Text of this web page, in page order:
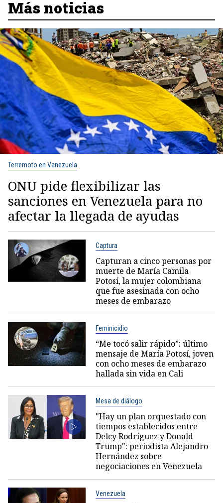
Más noticias
Terremoto en Venezuela
ONU pide flexibilizar las
sanciones en Venezuela para no
afectar la llegada de ayudas
Captura
Capturan a cinco personas por
muerte de María Camila
Potosí, la mujer colombiana
que fue asesinada con ocho
meses de embarazo
Feminicidio
“Me tocó salir rápido”: último
mensaje de María Potosí, joven
con ocho meses de embarazo
hallada sin vida en Cali
Mesa de diálogo
"Hay un plan orquestado con
tiempos establecidos entre
Delcy Rodríguez y Donald
Trump": periodista Alejandro
Hernández sobre
negociaciones en Venezuela
Venezuela